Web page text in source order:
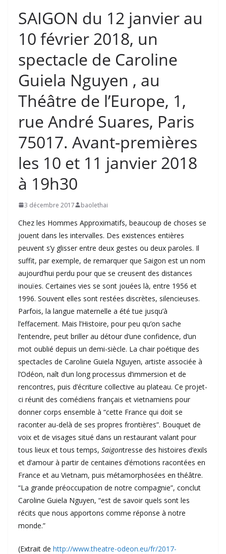
SAIGON du 12 janvier au
10 février 2018, un
spectacle de Caroline
Guiela Nguyen , au
Théâtre de l’Europe, 1,
rue André Suares, Paris
75017. Avant-premières
les 10 et 11 janvier 2018
à 19h30
3 décembre 2017 baolethai
Chez les Hommes Approximatifs, beaucoup de choses se
jouent dans les intervalles. Des existences entières
peuvent s’y glisser entre deux gestes ou deux paroles. Il
suffit, par exemple, de remarquer que Saigon est un nom
aujourd’hui perdu pour que se creusent des distances
inouïes. Certaines vies se sont jouées là, entre 1956 et
1996. Souvent elles sont restées discrètes, silencieuses.
Parfois, la langue maternelle a été tue jusqu’à
l’effacement. Mais l’Histoire, pour peu qu’on sache
l’entendre, peut briller au détour d’une confidence, d’un
mot oublié depuis un demi-siècle. La chair poétique des
spectacles de Caroline Guiela Nguyen, artiste associée à
l’Odéon, naît d’un long processus d’immersion et de
rencontres, puis d’écriture collective au plateau. Ce projet-
ci réunit des comédiens français et vietnamiens pour
donner corps ensemble à “cette France qui doit se
raconter au-delà de ses propres frontières”. Bouquet de
voix et de visages situé dans un restaurant valant pour
tous lieux et tous temps, Saigontresse des histoires d’exils
et d’amour à partir de centaines d’émotions racontées en
France et au Vietnam, puis métamorphosées en théâtre.
“La grande préoccupation de notre compagnie”, conclut
Caroline Guiela Nguyen, “est de savoir quels sont les
récits que nous apportons comme réponse à notre
monde.”
(Extrait de http://www.theatre-odeon.eu/fr/2017-